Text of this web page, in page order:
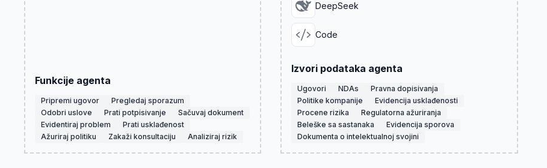
Funkcije agenta
Pripremi ugovor
Pregledaj sporazum
Odobri uslove
Prati potpisivanje
Sačuvaj dokument
Evidentiraj problem
Prati usklađenost
Ažuriraj politiku
Zakaži konsultaciju Analiziraj rizik
DeepSeek
Code
Izvori podataka agenta
Ugovori NDAs
Pravna dopisivanja
Politike kompanije
Evidencija usklađenosti
Procene rizika
Regulatorna ažuriranja
Beleške sa sastanaka
Evidencija sporova
Dokumenta o intelektualnoj svojini